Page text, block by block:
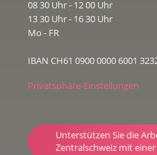
08 30 Uhr - 12 00 Uhr
13 30 Uhr - 16 30 Uhr
Mo - FR
IBAN CH61 0900 0000 6001
Privatsphäre-Einstellungen
Unterstützen Sie die
Zentralschweiz mit